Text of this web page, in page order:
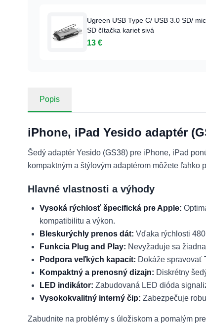
Ugreen USB Type C/ USB 3.0 SD/
SD čítačka kariet sivá
13 €
Popis
iPhone, iPad Yesido adaptér
Šedý adaptér Yesido (GS38) pre iPhone, iPad
kompaktným a štýlovým adaptérom môžete
Hlavné vlastnosti a výhody
Vysoká rýchlosť špecifická pre Apple:
kompatibilitu a výkon.
Bleskurýchly prenos dát: Vďaka rýchlosti
Funkcia Plug and Play: Nevyžaduje sa
Podpora veľkých kapacít: Dokáže spravovať
Kompaktný a prenosný dizajn: Diskrétny
LED indikátor: Zabudovaná LED dióda
Vysokokvalitný interný čip: Zabezpečuje
Zabudnite na problémy s úložiskom a pomalým